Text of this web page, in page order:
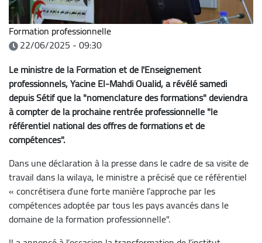
Formation professionnelle
22/06/2025 - 09:30
Le ministre de la Formation et de l'Enseignement
professionnels, Yacine El-Mahdi Oualid, a révélé samedi
depuis Sétif que la "nomenclature des formations" deviendra
à compter de la prochaine rentrée professionnelle "le
référentiel national des offres de formations et de
compétences".
Dans une déclaration à la presse dans le cadre de sa visite de
travail dans la wilaya, le ministre a précisé que ce référentiel
« concrétisera d’une forte manière l’approche par les
compétences adoptée par tous les pays avancés dans le
domaine de la formation professionnelle".